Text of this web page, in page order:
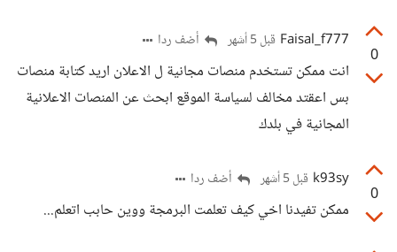
0
Faisal_f777 قبل 5 أشهر أضف ردا
انت ممكن تستخدم منصات مجانية ل الاعلان اريد كتابة منصات
بس اعقتد مخالف لسياسة الموقع ابحث عن المنصات الاعلانية
المجانية في بلدك
0
k93sy قبل 5 أشهر أضف ردا
ممكن تفيدنا اخي كيف تعلمت البرمجة ووين حابب اتعلم...